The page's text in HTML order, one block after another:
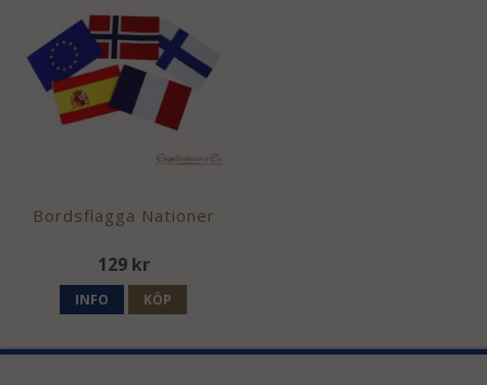
Bordsflagga Nationer
129 kr
INFO KÖP